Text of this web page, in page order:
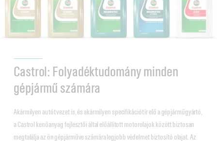
Castrol: Folyadéktudomány minden
gépjármű számára
Akármilyen autót vezet is, és akármilyen specifikációt ír elő a gépjárműgyártó,
a Castrol kenőanyag fejlesztői által előállított motorolajok között biztosan
megtalálja az ön gépjárműve számára legjobb védelmet biztosító olajat. Az